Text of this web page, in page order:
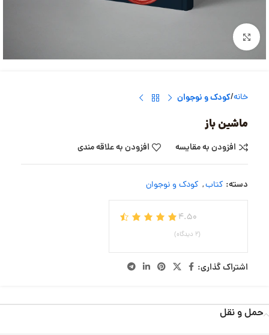
بزرگنمایی تصویر
خانه کودک و نوجوان
ماشین باز
افزودن به مقایسه افزودن به علاقه مندی
دسته: کتاب, کودک و نوجوان
4.50
(2 دیدگاه)
اشتراک گذاری:
حمل و نقل